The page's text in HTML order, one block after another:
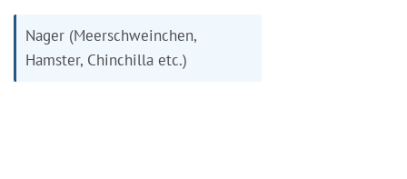
Nager (Meerschweinchen,
Hamster, Chinchilla etc.)